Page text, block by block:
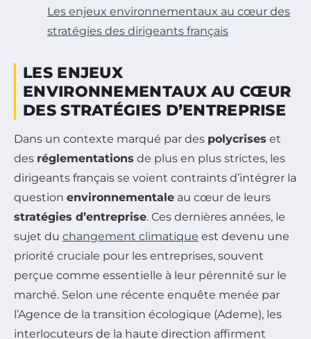
Les enjeux environnementaux au cœur des
stratégies des dirigeants français
LES ENJEUX
ENVIRONNEMENTAUX AU CŒUR
DES STRATÉGIES D’ENTREPRISE
Dans un contexte marqué par des polycrises et
des réglementations de plus en plus strictes, les
dirigeants français se voient contraints d’intégrer la
question environnementale au cœur de leurs
stratégies d’entreprise. Ces dernières années, le
sujet du changement climatique est devenu une
priorité cruciale pour les entreprises, souvent
perçue comme essentielle à leur pérennité sur le
marché. Selon une récente enquête menée par
l’Agence de la transition écologique (Ademe), les
interlocuteurs de la haute direction affirment